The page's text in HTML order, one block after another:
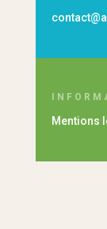
Mentions